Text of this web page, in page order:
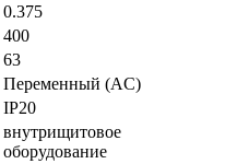
0.375
400
63
Переменный (AC)
IP20
внутрищитовое
оборудование